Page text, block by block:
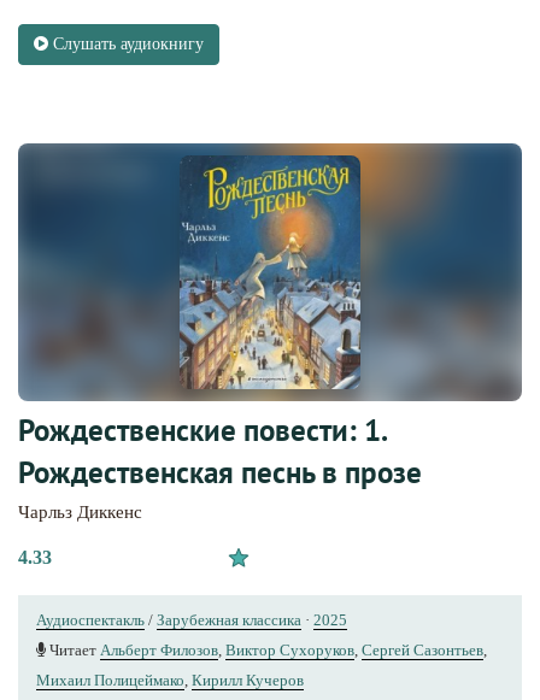
Слушать аудиокнигу
Рождественские повести: 1.
Рождественская песнь в прозе
Чарльз Диккенс
4.33
Аудиоспектакль / Зарубежная классика · 2025
Читает Альберт Филозов, Виктор Сухоруков, Сергей Сазонтьев,
Михаил Полицеймако, Кирилл Кучеров